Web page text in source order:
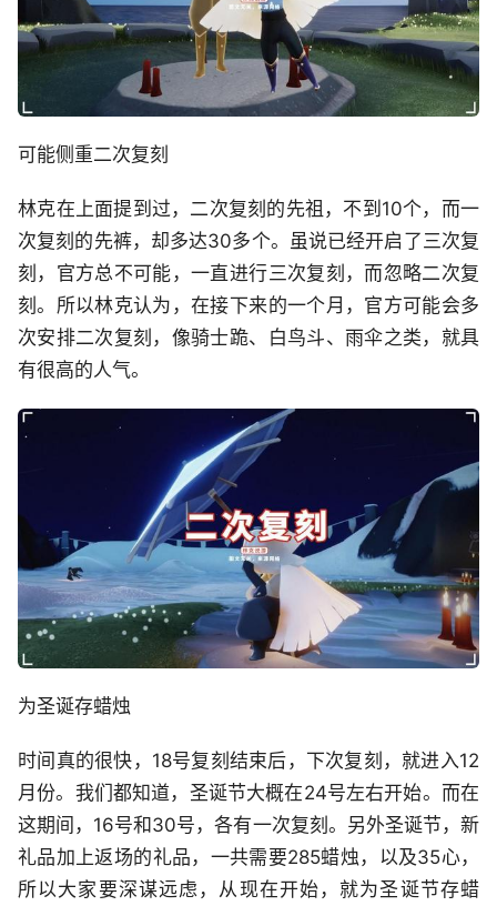
可能侧重二次复刻
林克在上面提到过，二次复刻的先祖，不到10个，而一
次复刻的先裤，却多达30多个。虽说已经开启了三次复
刻，官方总不可能，一直进行三次复刻，而忽略二次复
刻。所以林克认为，在接下来的一个月，官方可能会多
次安排二次复刻，像骑士跪、白鸟斗、雨伞之类，就具
有很高的人气。
为圣诞存蜡烛
时间真的很快，18号复刻结束后，下次复刻，就进入12
月份。我们都知道，圣诞节大概在24号左右开始。而在
这期间，16号和30号，各有一次复刻。另外圣诞节，新
礼品加上返场的礼品，一共需要285蜡烛，以及35心，
所以大家要深谋远虑，从现在开始，就为圣诞节存蜡